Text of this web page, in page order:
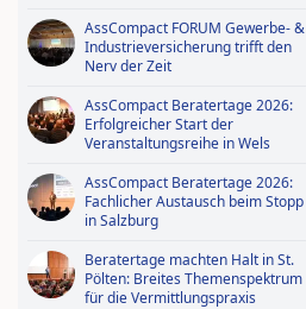
AssCompact FORUM Gewerbe- &
Industrieversicherung trifft den
Nerv der Zeit
AssCompact Beratertage 2026:
Erfolgreicher Start der
Veranstaltungsreihe in Wels
AssCompact Beratertage 2026:
Fachlicher Austausch beim Stopp
in Salzburg
Beratertage machten Halt in St.
Pölten: Breites Themenspektrum
für die Vermittlungspraxis